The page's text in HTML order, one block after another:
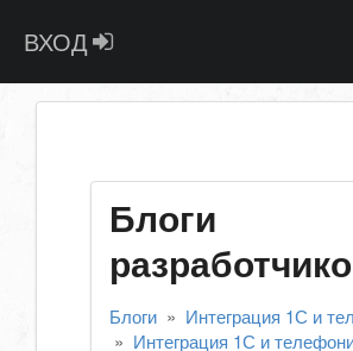
ВХОД
Блоги
Блоги » Интеграция 1С и
» Интеграция 1С и